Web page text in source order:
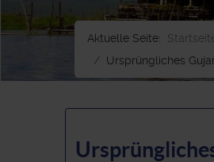
Aktuelle Seite:
Ursprüngliches